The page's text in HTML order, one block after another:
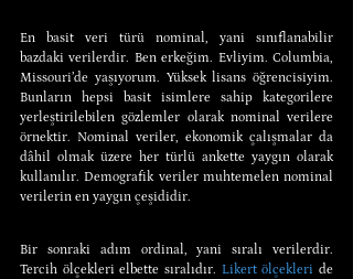
En basit veri türü nominal, yani sınıflanabilir
bazdaki verilerdir. Ben erkeğim. Evliyim. Columbia,
Missouri’de yaşıyorum. Yüksek lisans öğrencisiyim.
Bunların hepsi basit isimlere sahip kategorilere
yerleştirilebilen gözlemler olarak nominal verilere
örnektir. Nominal veriler, ekonomik çalışmalar da
dâhil olmak üzere her türlü ankette yaygın olarak
kullanılır. Demografik veriler muhtemelen nominal
verilerin en yaygın çeşididir.
Bir sonraki adım ordinal, yani sıralı verilerdir.
Tercih ölçekleri elbette sıralıdır. Likert ölçekleri de